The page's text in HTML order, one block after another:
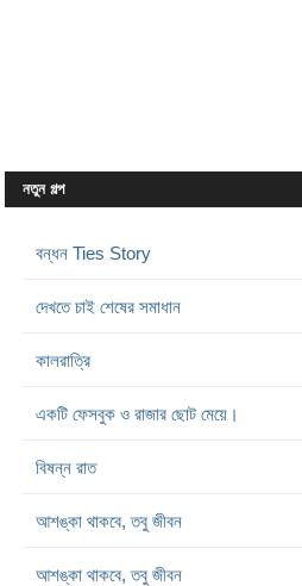
নতুন গল্প
বন্ধন Ties Story
দেখতে চাই শেষের সমাধান
কালরাত্রি
একটি ফেসবুক ও রাজার ছোট মেয়ে।
বিষন্ন রাত
আশঙ্কা থাকবে, তবু জীবন
আশঙ্কা থাকবে, তবু জীবন